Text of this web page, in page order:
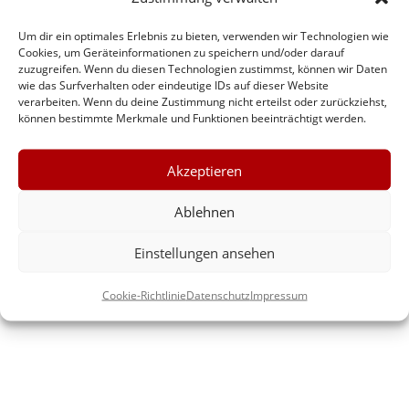
Um dir ein optimales Erlebnis zu bieten, verwenden wir Technologien wie
Cookies, um Geräteinformationen zu speichern und/oder darauf
zuzugreifen. Wenn du diesen Technologien zustimmst, können wir Daten
wie das Surfverhalten oder eindeutige IDs auf dieser Website
verarbeiten. Wenn du deine Zustimmung nicht erteilst oder zurückziehst,
können bestimmte Merkmale und Funktionen beeinträchtigt werden.
Akzeptieren
Ablehnen
Einstellungen ansehen
Cookie-RichtlinieDatenschutzImpressum
Ökonomisches Fahren
Mit dem Mietwagen in die Osterferien
9-Sitzer mieten
Neueste Kommentare